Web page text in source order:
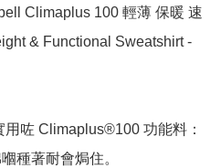
Climaplus 100 輕薄 保暖 速
& Functional Sweatshirt -
咗 Climaplus®100 功能料：
種著耐會焗住。